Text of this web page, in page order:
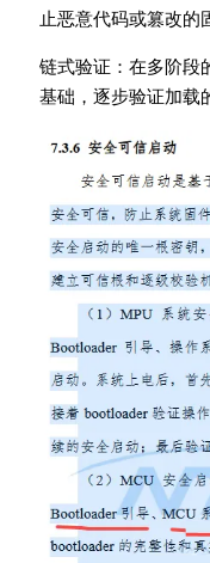
止恶意代码或篡改的
链式验证：在多阶段
基础，逐步验证加载